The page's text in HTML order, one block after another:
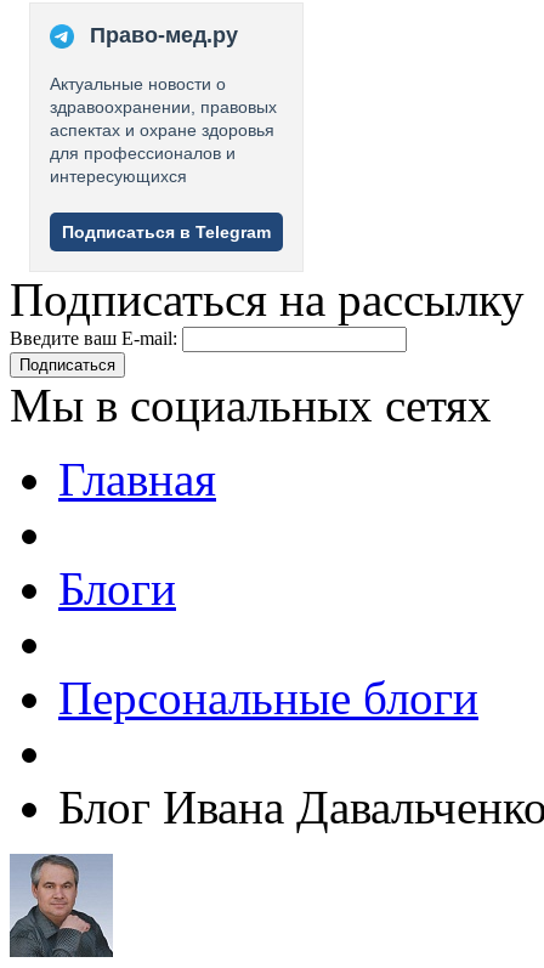
Право-мед.ру
Актуальные новости о
здравоохранении, правовых
аспектах и охране здоровья
для профессионалов и
интересующихся
Подписаться в Telegram
Подписаться на рассылку
Введите ваш E-mail:
Подписаться
Мы в социальных сетях
Главная
Блоги
Персональные блоги
Блог Ивана